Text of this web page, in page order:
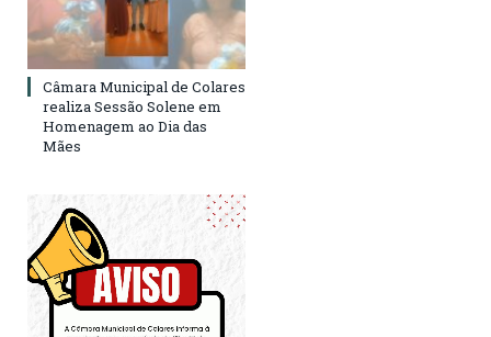
Câmara Municipal de Colares
realiza Sessão Solene em
Homenagem ao Dia das
Mães